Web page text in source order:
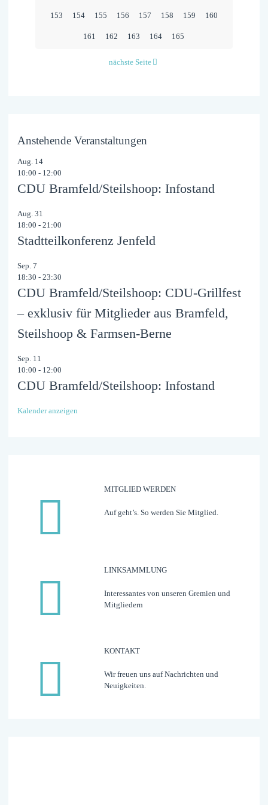
153 154 155 156 157 158 159 160
161 162 163 164 165
nächste Seite
Anstehende Veranstaltungen
Aug. 14
10:00 - 12:00
CDU Bramfeld/Steilshoop: Infostand
Aug. 31
18:00 - 21:00
Stadtteilkonferenz Jenfeld
Sep. 7
18:30 - 23:30
CDU Bramfeld/Steilshoop: CDU-Grillfest
– exklusiv für Mitglieder aus Bramfeld,
Steilshoop & Farmsen-Berne
Sep. 11
10:00 - 12:00
CDU Bramfeld/Steilshoop: Infostand
Kalender anzeigen
MITGLIED WERDEN
Auf geht’s. So werden Sie Mitglied.
LINK­­­SAMMLUNG
Interessantes von unseren Gremien und
Mitgliedern
KONTAKT
Wir freuen uns auf Nachrichten und
Neuigkeiten.